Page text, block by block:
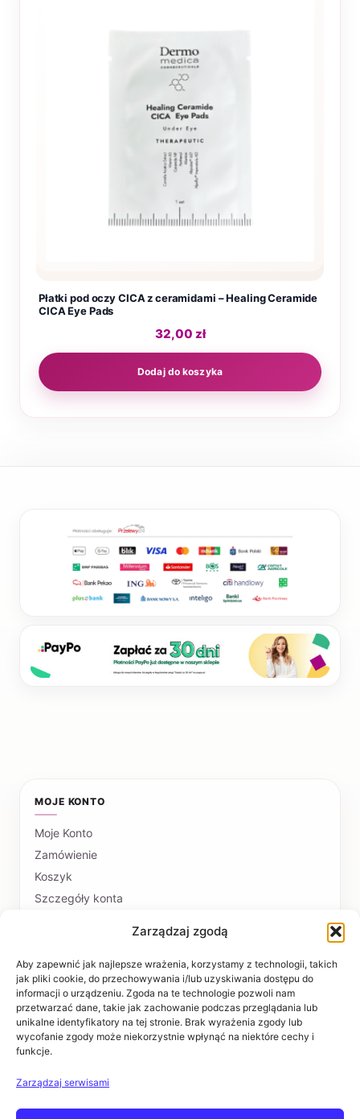
Zarządzaj zgodą
Aby zapewnić jak najlepsze wrażenia, korzystamy z technologii, takich
jak pliki cookie, do przechowywania i/lub uzyskiwania dostępu do
informacji o urządzeniu. Zgoda na te technologie pozwoli nam
przetwarzać dane, takie jak zachowanie podczas przeglądania lub
unikalne identyfikatory na tej stronie. Brak wyrażenia zgody lub
wycofanie zgody może niekorzystnie wpłynąć na niektóre cechy i
funkcje.
Zarządzaj serwisami
Płatki pod oczy CICA z ceramidami – Healing Ceramide
CICA Eye Pads
32,00 zł
Dodaj do koszyka
MOJE KONTO
Moje Konto
Zamówienie
Koszyk
Szczegóły konta
PŁATNOŚCI I DOSTAWA
Formy płatności
Czas realizacji i koszty dostawy
INFORMACJE
Regulaminy